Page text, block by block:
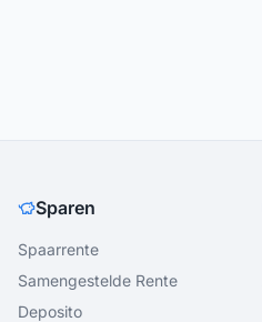
Sparen
Spaarrente
Samengestelde Rente
Deposito